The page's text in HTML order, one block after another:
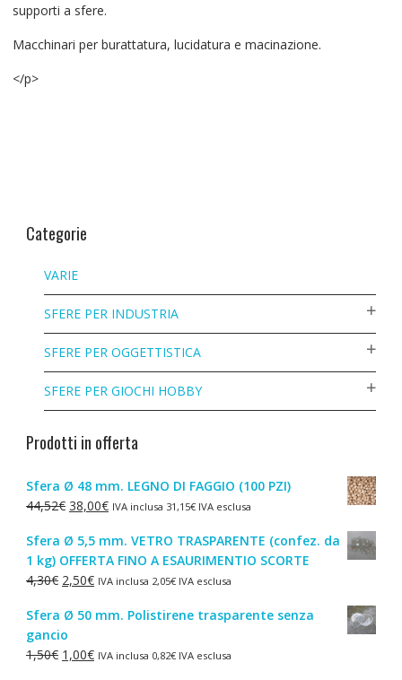
supporti a sfere.
Macchinari per burattatura, lucidatura e macinazione.
</p>
Categorie
VARIE
SFERE PER INDUSTRIA
SFERE PER OGGETTISTICA
SFERE PER GIOCHI HOBBY
Prodotti in offerta
Sfera Ø 48 mm. LEGNO DI FAGGIO (100 PZI)
44,52€ Il
originale
era:
44,52€.
38,00€Il
attuale
è:
38,00€.
IVA inclusa 31,15€IVA esclusa
Sfera Ø 5,5 mm. VETRO TRASPARENTE (confez. da
1 kg) OFFERTA FINO A ESAURIMENTIO SCORTE
4,30€ Il
originale
era:
4,30€.
2,50€Il
attuale
2,50€.
IVA inclusa 2,05€IVA esclusa
Sfera Ø 50 mm. Polistirene trasparente senza
gancio
1,50€ Il1,00€IlIVA inclusa 0,82€IVA esclusa